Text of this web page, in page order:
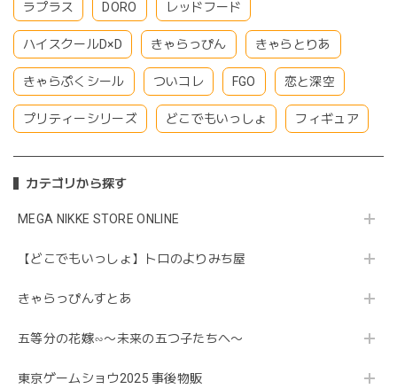
ラプラス DORO レッドフード
ハイスクールD×D きゃらっぴん きゃらとりあ
きゃらぷくシール ついコレ FGO 恋と深空
プリティーシリーズ どこでもいっしょ フィギュア
カテゴリから探す
MEGA NIKKE STORE ONLINE
【どこでもいっしょ】トロのよりみち屋
きゃらっぴんすとあ
五等分の花嫁∽〜未来の五つ子たちへ〜
東京ゲームショウ2025 事後物販